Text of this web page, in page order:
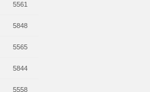
5561
5848
5565
5844
5558